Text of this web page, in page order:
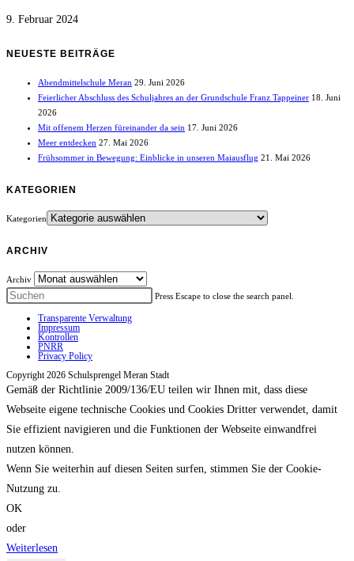
9. Februar 2024
NEUESTE BEITRÄGE
Abendmittelschule Meran 29. Juni 2026
Feierlicher Abschluss des Schuljahres an der Grundschule Franz Tappeiner 18. Juni
2026
Mit offenem Herzen füreinander da sein 17. Juni 2026
Meer entdecken 27. Mai 2026
Frühsommer in Bewegung: Einblicke in unseren Maiausflug 21. Mai 2026
KATEGORIEN
Kategorien
ARCHIV
Archiv
Press Escape to close the search panel.
Transparente Verwaltung
Impressum
Kontrollen
PNRR
Privacy Policy
Copyright 2026 Schulsprengel Meran Stadt
Gemäß der Richtlinie 2009/136/EU teilen wir Ihnen mit, dass diese
Webseite eigene technische Cookies und Cookies Dritter verwendet, damit
Sie effizient navigieren und die Funktionen der Webseite einwandfrei
nutzen können.
Wenn Sie weiterhin auf diesen Seiten surfen, stimmen Sie der Cookie-
Nutzung zu.
OK
oder
Weiterlesen